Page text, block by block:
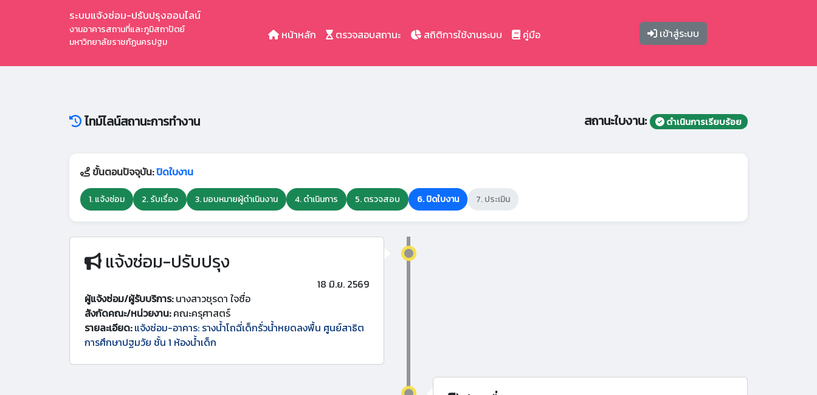
ระบบแจ้งซ่อม-ปรับปรุงออนไลน์
งานอาคารสถานที่และภูมิสถาปัตย์
มหาวิทยาลัยราชภัฏนครปฐม
หน้าหลัก ตรวจสอบสถานะ สถิติการใช้งานระบบ คู่มือ เข้าสู่ระบบ
ไทม์ไลน์สถานะการทำงาน สถานะใบงาน: ดำเนินการเรียบร้อย
ขั้นตอนปัจจุบัน:ปิดใบงาน
1. แจ้งซ่อม 2. รับเรื่อง 3. มอบหมายผู้ดำเนินงาน 4. ดำเนินการ 5. ตรวจสอบ 6. ปิดใบงาน 7. ประเมิน
แจ้งซ่อม-ปรับปรุง
18 มิ.ย. 2569
ผู้แจ้งซ่อม/ผู้รับบริการ:นางสาวชุรดา ใจซื่อ
สังกัดคณะ/หน่วยงาน:คณะครุศาสตร์
รายละเอียด: แจ้งซ่อม-อาคาร: รางน้ำโถฉี่เด็กรั่วน้ำหยดลงพื้น ศูนย์สาธิต
การศึกษาปฐมวัย ชั้น 1 ห้องน้ำเด็ก